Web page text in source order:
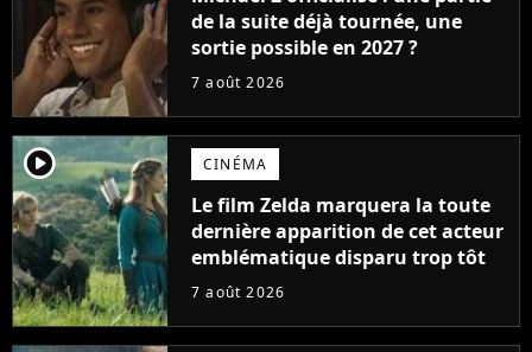
de la suite déjà tournée, une
sortie possible en 2027 ?
7 août 2026
player2 CINÉMA
Le film Zelda marquera la toute
dernière apparition de cet acteur
emblématique disparu trop tôt
7 août 2026